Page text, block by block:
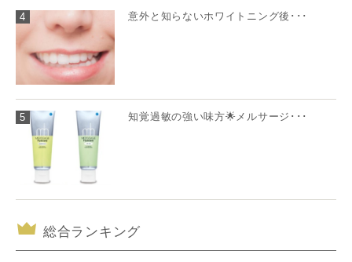
4 意外と知らないホワイトニング後･･･
5 知覚過敏の強い味方🌟メルサージ･･･
総合ランキング